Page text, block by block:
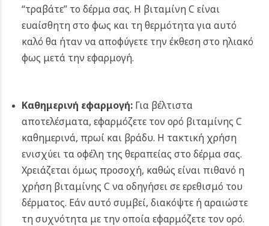
“τραβάτε” το δέρμα σας. Η βιταμίνη C είναι
ευαίσθητη στο φως και τη θερμότητα για αυτό
καλό θα ήταν να αποφύγετε την έκθεση στο ηλιακό
φως μετά την εφαρμογή.
Καθημερινή εφαρμογή:Για βέλτιστα
αποτελέσματα, εφαρμόζετε τον ορό βιταμίνης C
καθημερινά, πρωί και βράδυ. Η τακτική χρήση
ενισχύει τα οφέλη της θεραπείας στο δέρμα σας.
Χρειάζεται όμως προσοχή, καθώς είναι πιθανό η
χρήση βιταμίνης C να οδηγήσει σε ερεθισμό του
δέρματος. Εάν αυτό συμβεί, διακόψτε ή αραιώστε
τη συχνότητα με την οποία εφαρμόζετε τον ορό.